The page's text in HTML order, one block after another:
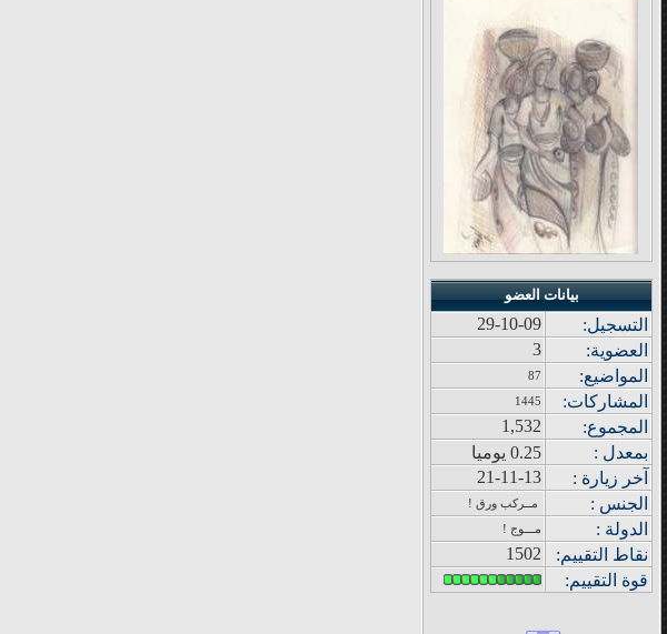
بيانات العضو
التسجيل:
29-10-09
العضوية:
3
المواضيع:
87
المشاركات:
1445
المجموع:
1,532
بمعدل :
0.25 يوميا
خر زيار ة :
21-11-13
الجنس :
مــركب ورق !
الدولة : مـــوج !
نقاط التقييم:
1502
قوة التقييم: